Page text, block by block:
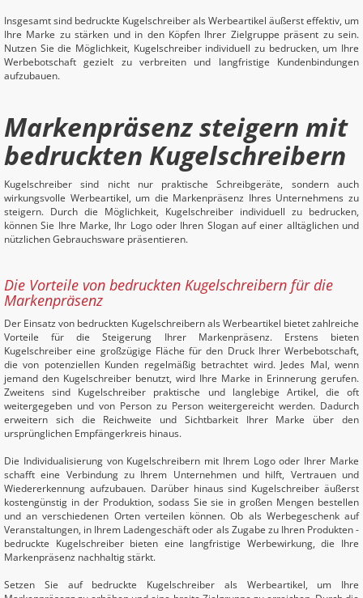
Insgesamt sind bedruckte Kugelschreiber als Werbeartikel äußerst effektiv, um
Ihre Marke zu stärken und in den Köpfen Ihrer Zielgruppe präsent zu sein.
Nutzen Sie die Möglichkeit, Kugelschreiber individuell zu bedrucken, um Ihre
Werbebotschaft gezielt zu verbreiten und langfristige Kundenbindungen
aufzubauen.
Markenpräsenz steigern mit
bedruckten Kugelschreibern
Kugelschreiber sind nicht nur praktische Schreibgeräte, sondern auch
wirkungsvolle Werbeartikel, um die Markenpräsenz Ihres Unternehmens zu
steigern. Durch die Möglichkeit, Kugelschreiber individuell zu bedrucken,
können Sie Ihre Marke, Ihr Logo oder Ihren Slogan auf einer alltäglichen und
nützlichen Gebrauchsware präsentieren.
Die Vorteile von bedruckten Kugelschreibern für die
Markenpräsenz
Der Einsatz von bedruckten Kugelschreibern als Werbeartikel bietet zahlreiche
Vorteile für die Steigerung Ihrer Markenpräsenz. Erstens bieten
Kugelschreiber eine großzügige Fläche für den Druck Ihrer Werbebotschaft,
die von potenziellen Kunden regelmäßig betrachtet wird. Jedes Mal, wenn
jemand den Kugelschreiber benutzt, wird Ihre Marke in Erinnerung gerufen.
Zweitens sind Kugelschreiber praktische und langlebige Artikel, die oft
weitergegeben und von Person zu Person weitergereicht werden. Dadurch
erweitern sich die Reichweite und Sichtbarkeit Ihrer Marke über den
ursprünglichen Empfängerkreis hinaus.
Die Individualisierung von Kugelschreibern mit Ihrem Logo oder Ihrer Marke
schafft eine Verbindung zu Ihrem Unternehmen und hilft, Vertrauen und
Wiedererkennung aufzubauen. Darüber hinaus sind Kugelschreiber äußerst
kostengünstig in der Produktion, sodass Sie sie in großen Mengen bestellen
und an verschiedenen Orten verteilen können. Ob als Werbegeschenk auf
Veranstaltungen, in Ihrem Ladengeschäft oder als Zugabe zu Ihren Produkten -
bedruckte Kugelschreiber bieten eine langfristige Werbewirkung, die Ihre
Markenpräsenz nachhaltig stärkt.
Setzen Sie auf bedruckte Kugelschreiber als Werbeartikel, um Ihre